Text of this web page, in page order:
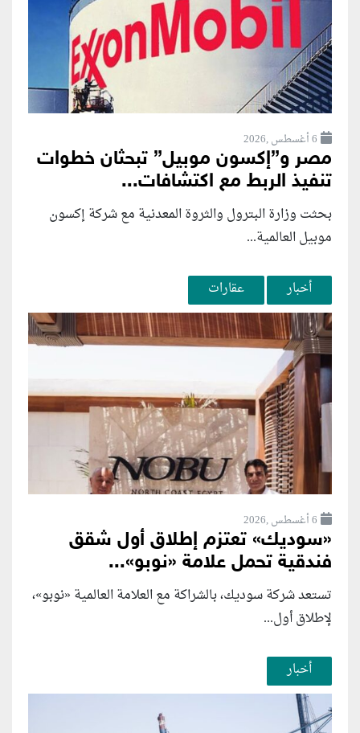
6 أغسطس ,2026
مصر و”إكسون موبيل” تبحثان خطوات
تنفيذ الربط مع اكتشافات...
بحثت وزارة البترول والثروة المعدنية مع شركة إكسون
موبيل العالمية...
أخبار عقارات
6 أغسطس ,2026
«سوديك» تعتزم إطلاق أول شقق
فندقية تحمل علامة «نوبو»...
تستعد شركة سوديك، بالشراكة مع العلامة العالمية «نوبو»،
لإطلاق أول...
أخبار